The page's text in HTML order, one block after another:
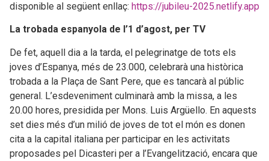
disponible al següent enllaç: https://jubileu-2025.netlify.app
La trobada espanyola de l’1 d’agost, per TV
De fet, aquell dia a la tarda, el pelegrinatge de tots els
joves d’Espanya, més de 23.000, celebrarà una històrica
trobada a la Plaça de Sant Pere, que es tancarà al públic
general. L’esdeveniment culminarà amb la missa, a les
20.00 hores, presidida per Mons. Luis Argüello. En aquests
set dies més d’un milió de joves de tot el món es donen
cita a la capital italiana per participar en les activitats
proposades pel Dicasteri per a l’Evangelització, encara que